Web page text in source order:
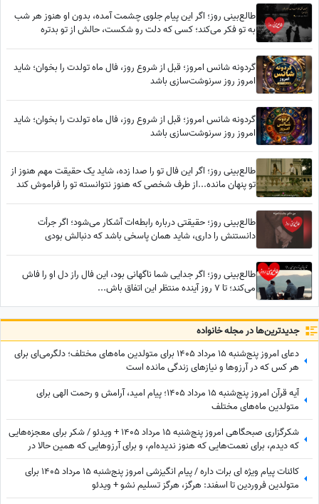
طالع‌بینی روز؛ اگر این پیام جلوی چشمت آمده، بدون او هنوز هر شب
به تو فکر می‌کند؛ کسی که دلت رو شکست، حالش از تو بدتره
گردونه شانس امروز؛ قبل از شروع روز، فال ماه تولدت را بخوان؛ شاید
امروز روز سرنوشت‌سازی باشد
گردونه شانس امروز؛ قبل از شروع روز، فال ماه تولدت را بخوان؛ شاید
امروز روز سرنوشت‌سازی باشد
طالع‌بینی روز؛ اگر این فال تو را صدا زده، شاید یک حقیقت مهم هنوز از
تو پنهان مانده...از طرف شخصی که هنوز نتوانسته تو را فراموش کند
طالع‌بینی روز؛ حقیقتی درباره رابطه‌ات آشکار می‌شود؛ اگر جرأت
دانستنش را داری، شاید همان پاسخی باشد که دنبالش بودی
طالع‌بینی روز؛ اگر جدایی شما ناگهانی بود، این فال راز دل او را فاش
می‌کند؛ تا 7 روز آینده منتظر این اتفاق باش...
جدید‌ترین‌ها در مجله خانواده
دعای امروز پنج‌شنبه 15 مرداد 1405 برای متولدین ماه‌های مختلف؛ دلگرمی‌ای برای
هر کس که در آرزوها و نیازهای زندگی مانده است
آیه قرآن امروز پنج‌شنبه 15 مرداد 1405؛ پیام امید، آرامش و رحمت الهی برای
متولدین ماه‌های مختلف
شکرگزاری صبحگاهی امروز پنج‌شنبه 15 مرداد 1405 + ویدئو / شکر برای معجزه‌هایی
که دیدم، برای نعمت‌هایی که هنوز ندیده‌ام، و برای آرزوهایی که همین حالا در
مسیر رسیدن به من هستند
کائنات پیام ویژه ای برات داره / پیام انگیزشی امروز پنج‌شنبه 15 مرداد 1405 برای
متولدین فروردین تا اسفند: هرگز، هرگز تسلیم نشو + ویدئو